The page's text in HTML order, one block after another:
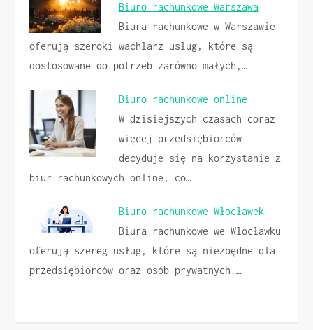
Biuro rachunkowe Warszawa
Biura rachunkowe w Warszawie
oferują szeroki wachlarz usług, które są
dostosowane do potrzeb zarówno małych,…
Biuro rachunkowe online
W dzisiejszych czasach coraz
więcej przedsiębiorców
decyduje się na korzystanie z
biur rachunkowych online, co…
Biuro rachunkowe Włocławek
Biura rachunkowe we Włocławku
oferują szereg usług, które są niezbędne dla
przedsiębiorców oraz osób prywatnych.…